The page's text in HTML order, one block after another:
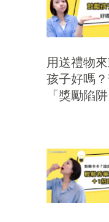
用送禮物
孩子好嗎
「獎勵陷阱